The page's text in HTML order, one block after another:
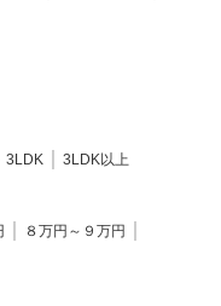
3LDK 3LDK以上
８万円～９万円